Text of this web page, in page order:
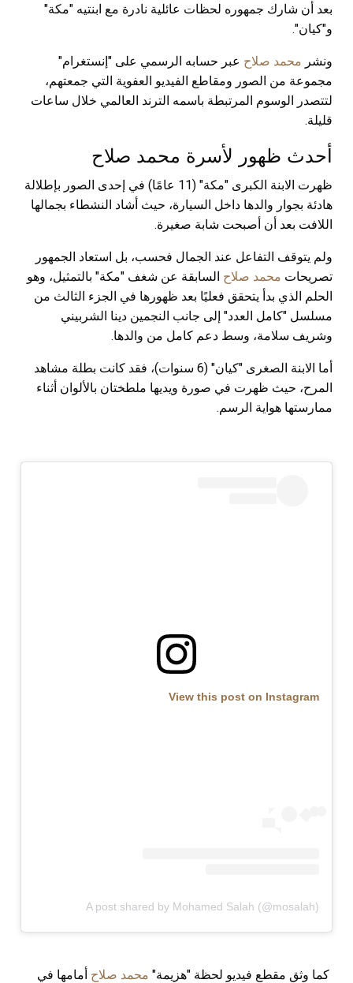
بعد أن شارك جمهوره لحظات عائلية نادرة مع ابنتيه "مكة"
و"كيان".
ونشر محمد صلاح عبر حسابه الرسمي على "إنستغرام"
مجموعة من الصور ومقاطع الفيديو العفوية التي جمعتهم،
لتتصدر الوسوم المرتبطة باسمه الترند العالمي خلال ساعات
قليلة.
أحدث ظهور لأسرة محمد صلاح
ظهرت الابنة الكبرى "مكة" (11 عامًا) في إحدى الصور بإطلالة
هادئة بجوار والدها داخل السيارة، حيث أشاد النشطاء بجمالها
اللافت بعد أن أصبحت شابة صغيرة.
ولم يتوقف التفاعل عند الجمال فحسب، بل استعاد الجمهور
تصريحات محمد صلاح السابقة عن شغف "مكة" بالتمثيل، وهو
الحلم الذي بدأ يتحقق فعليًا بعد ظهورها في الجزء الثالث من
مسلسل "كامل العدد" إلى جانب النجمين دينا الشربيني
وشريف سلامة، وسط دعم كامل من والدها.
أما الابنة الصغرى "كيان" (6 سنوات)، فقد كانت بطلة مشاهد
المرح، حيث ظهرت في صورة ويديها ملطختان بالألوان أثناء
ممارستها هواية الرسم.
View this post on Instagram
A post shared by Mohamed Salah (@mosalah)
كما وثق مقطع فيديو لحظة "هزيمة" محمد صلاح أمامها في